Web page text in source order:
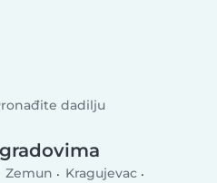
dadilju
Zemun
Kragujevac